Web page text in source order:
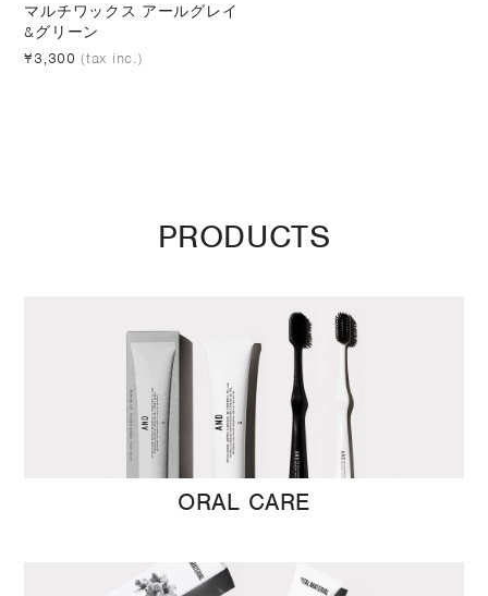
マルチワックス アールグレイ
&グリーン
¥3,300 (tax inc.)
PRODUCTS
ORAL CARE